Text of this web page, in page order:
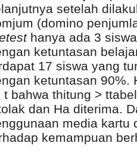
setelah
(domino
hanya ada 3
ketuntasan
17 siswa yang
ketuntasan 90%.
t bahwa thitung >
dan Ha diterima.
media kartu
kemampuan